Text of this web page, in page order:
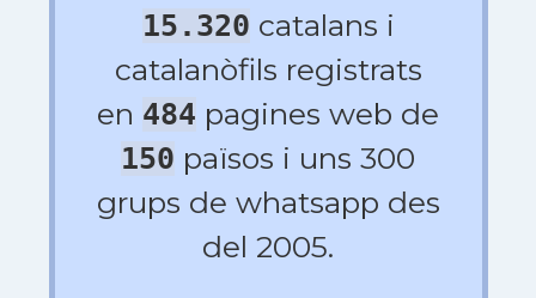
15.320 catalans i
catalanòfils registrats
en 484 pagines web de
150 països i uns 300
grups de whatsapp des
del 2005.